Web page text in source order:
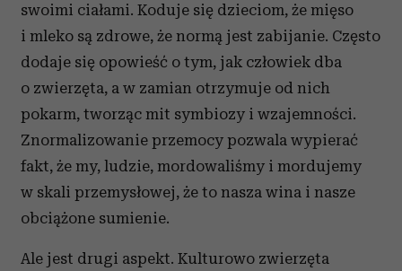
swoimi ciałami. Koduje się dzieciom, że mięso
i mleko są zdrowe, że normą jest zabijanie. Często
dodaje się opowieść o tym, jak człowiek dba
o zwierzęta, a w zamian otrzymuje od nich
pokarm, tworząc mit symbiozy i wzajemności.
Znormalizowanie przemocy pozwala wypierać
fakt, że my, ludzie, mordowaliśmy i mordujemy
w skali przemysłowej, że to nasza wina i nasze
obciążone sumienie.
Ale jest drugi aspekt. Kulturowo zwierzęta